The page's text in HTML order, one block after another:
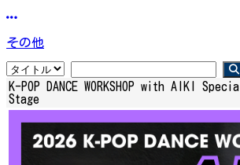
その他
K-POP DANCE WORKSHOP with AIKI Special
Stage